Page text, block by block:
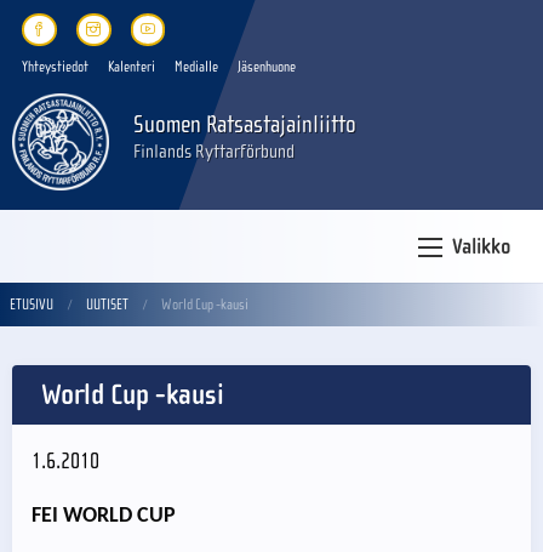
Yhteystiedot Kalenteri Medialle Jäsenhuone
Suomen Ratsastajainliitto
Finlands Ryttarförbund
Valikko
ETUSIVU UUTISET World Cup -kausi
World Cup -kausi
1.6.2010
FEI WORLD CUP